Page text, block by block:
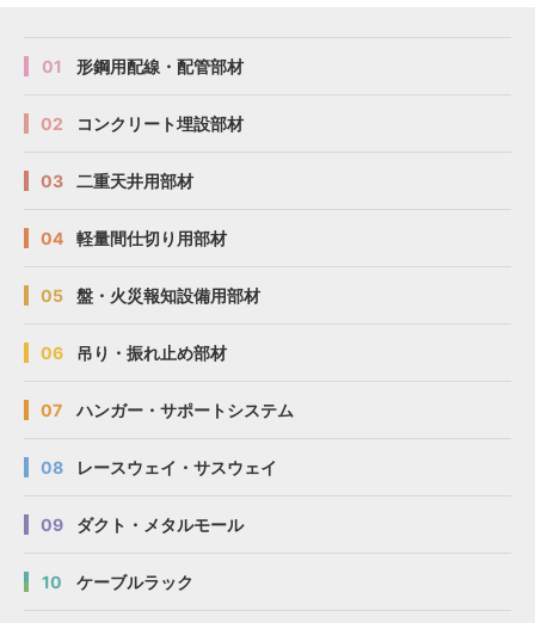
01 形鋼用配線・配管部材
02 コンクリート埋設部材
03 二重天井用部材
04 軽量間仕切り用部材
05 盤・火災報知設備用部材
06 吊り・振れ止め部材
07 ハンガー・サポートシステム
08 レースウェイ・サスウェイ
09 ダクト・メタルモール
10 ケーブルラック